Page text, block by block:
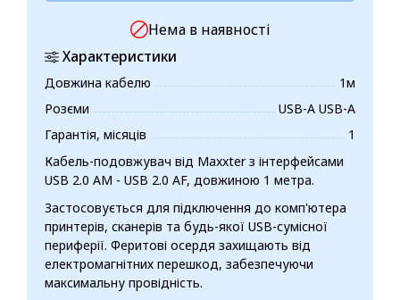
Нема в наявності
Характеристики
Довжина кабелю
1м
Розєми
USB-A USB-A
Гарантія, місяців
1
Кабель-подовжувач від Maxxter з інтерфейсами
USB 2.0 AM - USB 2.0 АF, довжиною 1 метра.
Застосовується для підключення до комп'ютера
принтерів, сканерів та будь-якої USB-сумісної
периферії. Феритові осердя захищають від
електромагнітних перешкод, забезпечуючи
максимальну провідність.